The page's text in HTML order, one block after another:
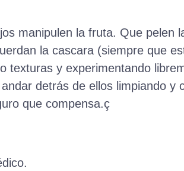
manipulen la fruta. Que pelen
la cascara (siempre que
texturas y experimentando
detrás de ellos limpiando y
que compensa.ç